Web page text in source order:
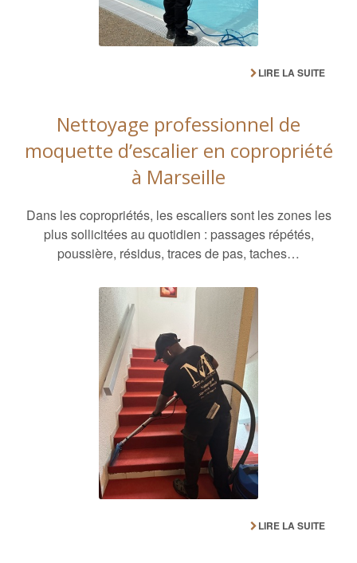
LIRE LA SUITE
Nettoyage professionnel de
moquette d’escalier en copropriété
à Marseille
Dans les copropriétés, les escaliers sont les zones les
plus sollicitées au quotidien : passages répétés,
poussière, résidus, traces de pas, taches…
LIRE LA SUITE